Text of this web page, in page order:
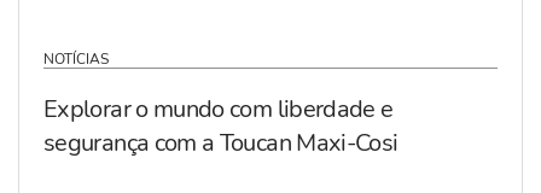
NOTÍCIAS
Explorar o mundo com liberdade e
segurança com a Toucan Maxi-Cosi